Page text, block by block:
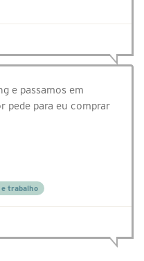
e passamos em
pede para eu comprar
e trabalho